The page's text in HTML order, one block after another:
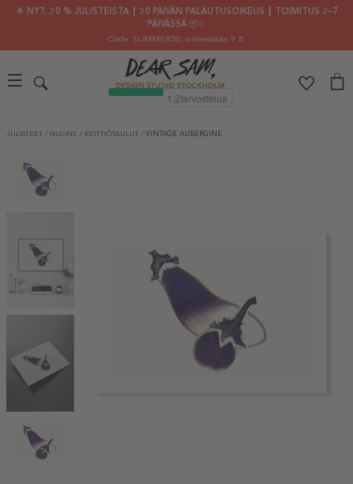
🌟 NYT: 30 % JULISTEISTA ┃ 30 PÄIVÄN PALAUTUSOIKEUS ┃ TOIMITUS 2–7
PÄIVÄSSÄ 📦✨
Code: SUMMER30, viimeistään 9.8.
JULISTEET / HUONE / KEITTIÖTAULUT / VINTAGE AUBERGINE